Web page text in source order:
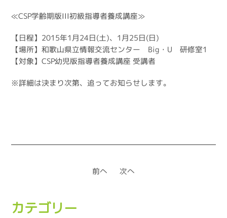
≪CSP学齢期版III初級指導者養成講座≫
【日程】2015年1月24日(土)、1月25日(日)
【場所】和歌山県立情報交流センター Big・U 研修室1
【対象】CSP幼児版指導者養成講座 受講者
※詳細は決まり次第、追ってお知らせします。
前へ 次へ
カテゴリー